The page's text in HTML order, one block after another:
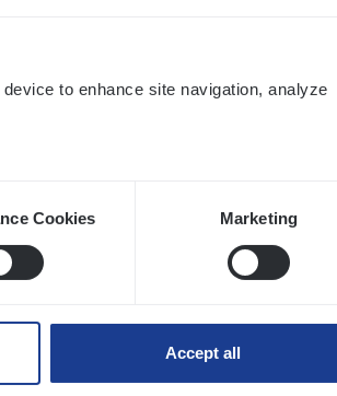
to enhance site navigation, analyze
Cookies Marketing
Accept all